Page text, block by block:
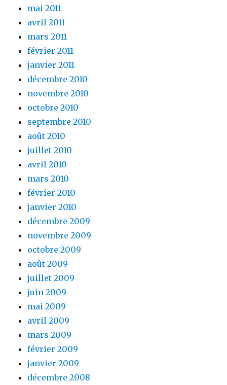
mai 2011
avril 2011
mars 2011
février 2011
janvier 2011
décembre 2010
novembre 2010
octobre 2010
septembre 2010
août 2010
juillet 2010
avril 2010
mars 2010
février 2010
janvier 2010
décembre 2009
novembre 2009
octobre 2009
août 2009
juillet 2009
juin 2009
mai 2009
avril 2009
mars 2009
février 2009
janvier 2009
décembre 2008